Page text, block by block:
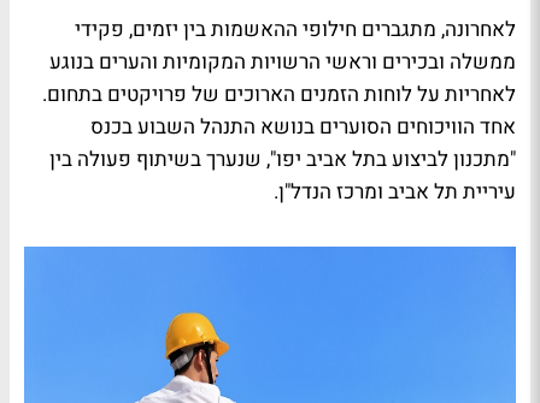
לאחרונה, מתגברים חילופי ההאשמות בין יזמים, פקידי
ממשלה ובכירים וראשי הרשויות המקומיות והערים בנוגע
לאחריות על לוחות הזמנים הארוכים של פרויקטים בתחום.
אחד הוויכוחים הסוערים בנושא התנהל השבוע בכנס
"מתכנון לביצוע בתל אביב יפו", שנערך בשיתוף פעולה בין
עיריית תל אביב ומרכז הנדל"ן.